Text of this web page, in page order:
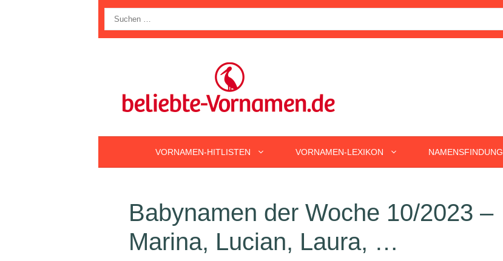
nach:
VORNAMEN-HITLISTEN VORNAMEN-LEXIKON NAMENSFINDUNG
Babynamen der Woche 10/2023 –
Marina, Lucian, Laura, …